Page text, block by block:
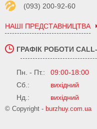
(093) 200-92-60
НАШІ ПРЕДСТАВНИЦТВА
ГРАФІК РОБОТИ
Пн. - Пт.:
09:00-18:00
Сб.:
вихідний
Нд.:
вихідний
© Copyright - burzhuy.com.ua